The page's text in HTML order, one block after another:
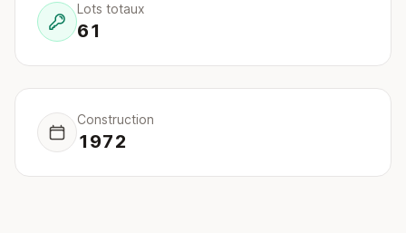
Lots totaux
61
Construction
1972